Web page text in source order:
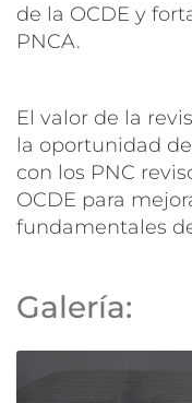
de la OCDE y
PNCA.
El valor de la
la oportunidad
con los PNC
OCDE para
fundamentales
Galería: